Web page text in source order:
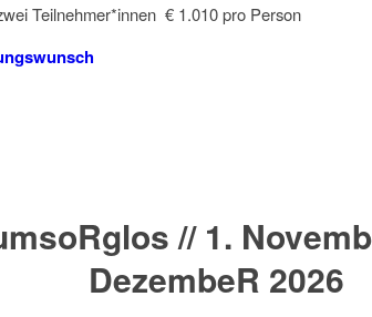
Teilnehmer*innen € 1.010 pro Person
// 1.
DezembeR 2026